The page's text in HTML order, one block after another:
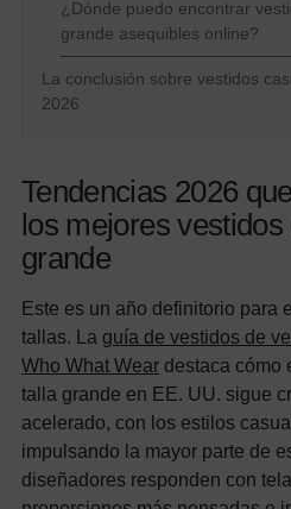
¿Dónde puedo encontrar
grande asequibles online?
La conclusión sobre vestidos
2026
Tendencias 2026
los mejores
grande
Este es un año definitorio para
tallas. La guía de vestidos de
Who What Wear destaca cómo
talla grande en EE. UU. sigue
acelerado, con los estilos
impulsando la mayor parte de
diseñadores responden con